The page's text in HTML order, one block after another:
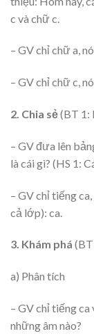
c và chữ c.
– GV chỉ chữ a,
– GV chỉ chữ c,
2. Chia sẻ(BT 1:
– GV đưa lên
là cái gì? (HS 1:
– GV chỉ tiếng ca,
cả lớp): ca.
3. Khám phá
a) Phân tích
– GV chỉ tiếng ca
những âm nào?